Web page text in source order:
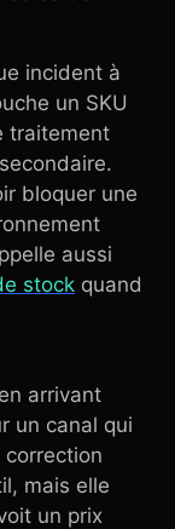
incident à
un SKU
traitement
bloquer une
aussi
stock quand
arrivant
un canal qui
mais elle
un prix